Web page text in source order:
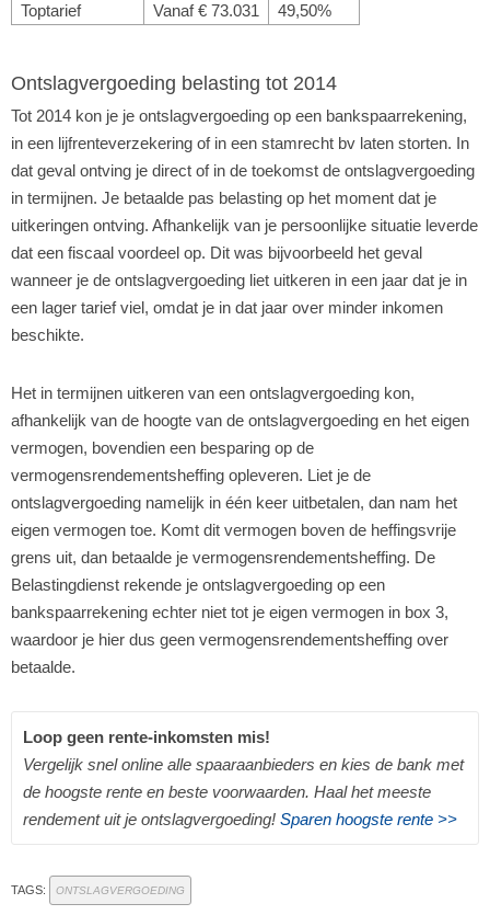
Toptarief
Vanaf € 73.031 49,50%
Ontslagvergoeding belasting tot 2014
Tot 2014 kon je je ontslagvergoeding op een bankspaarrekening,
in een lijfrenteverzekering of in een stamrecht bv laten storten. In
dat geval ontving je direct of in de toekomst de ontslagvergoeding
in termijnen. Je betaalde pas belasting op het moment dat je
uitkeringen ontving. Afhankelijk van je persoonlijke situatie leverde
dat een fiscaal voordeel op. Dit was bijvoorbeeld het geval
wanneer je de ontslagvergoeding liet uitkeren in een jaar dat je in
een lager tarief viel, omdat je in dat jaar over minder inkomen
beschikte.
Het in termijnen uitkeren van een ontslagvergoeding kon,
afhankelijk van de hoogte van de ontslagvergoeding en het eigen
vermogen, bovendien een besparing op de
vermogensrendementsheffing opleveren. Liet je de
ontslagvergoeding namelijk in één keer uitbetalen, dan nam het
eigen vermogen toe. Komt dit vermogen boven de heffingsvrije
grens uit, dan betaalde je vermogensrendementsheffing. De
Belastingdienst rekende je ontslagvergoeding op een
bankspaarrekening echter niet tot je eigen vermogen in box 3,
waardoor je hier dus geen vermogensrendementsheffing over
betaalde.
Loop geen rente-inkomsten mis!
Vergelijk snel online alle spaaraanbieders en kies de bank met
de hoogste rente en beste voorwaarden. Haal het meeste
rendement uit je ontslagvergoeding! Sparen hoogste rente >>
TAGS: ONTSLAGVERGOEDING